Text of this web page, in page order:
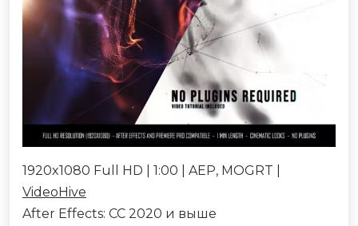
1920x1080 Full HD | 1:00 | AEP, MOGRT |
VideoHive
After Effects: CC 2020 и выше